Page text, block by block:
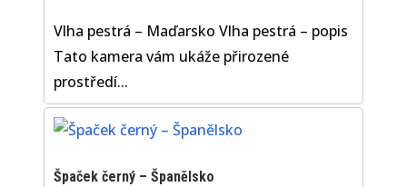
Vlha pestrá – Maďarsko Vlha pestrá – popis
Tato kamera vám ukáže přirozené
prostředí...
Špaček černý – Španělsko